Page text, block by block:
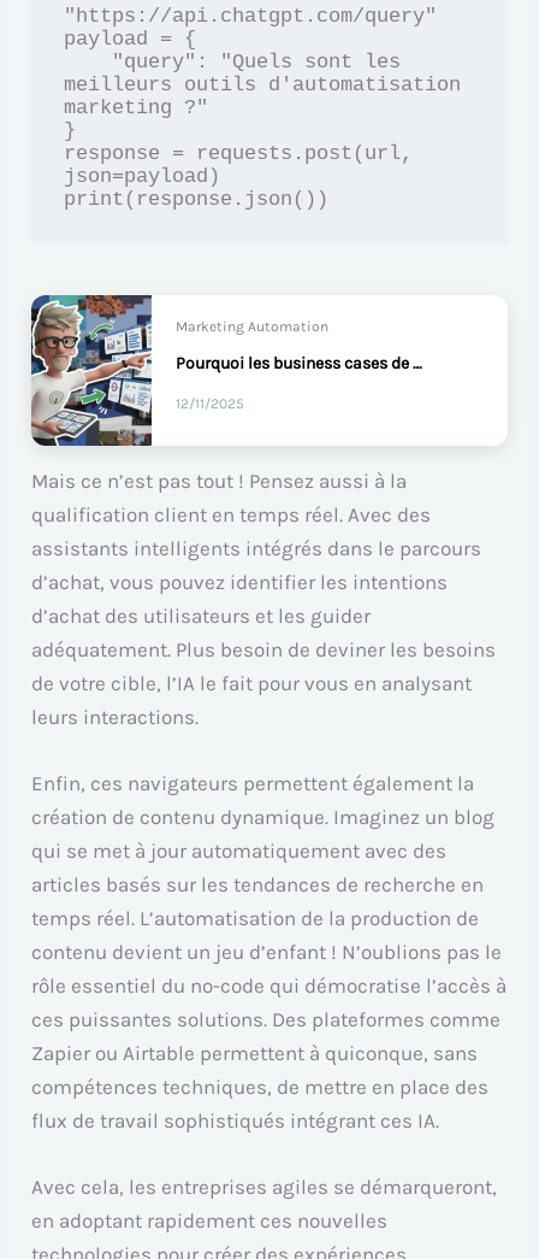
"https://api.chatgpt.com/query"
payload = {
meilleurs outils d'automatisation
marketing ?"
}
response = requests.post(url,
json=payload)
Marketing Automation
Pourquoi les business cases de martech consolidation échouent ?
12/11/2025
Mais ce n’est pas tout ! Pensez aussi à la
qualification client en temps réel. Avec des
assistants intelligents intégrés dans le parcours
d’achat, vous pouvez identifier les intentions
d’achat des utilisateurs et les guider
adéquatement. Plus besoin de deviner les besoins
de votre cible, l’IA le fait pour vous en analysant
leurs interactions.
Enfin, ces navigateurs permettent également la
création de contenu dynamique. Imaginez un blog
qui se met à jour automatiquement avec des
articles basés sur les tendances de recherche en
temps réel. L’automatisation de la production de
contenu devient un jeu d’enfant ! N’oublions pas le
rôle essentiel du no-code qui démocratise l’accès à
ces puissantes solutions. Des plateformes comme
Zapier ou Airtable permettent à quiconque, sans
compétences techniques, de mettre en place des
flux de travail sophistiqués intégrant ces IA.
Avec cela, les entreprises agiles se démarqueront,
en adoptant rapidement ces nouvelles
technologies pour créer des expériences